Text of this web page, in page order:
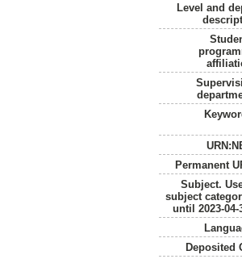
Level and
Permanent
Subject.
subject
until 2023-04-
Deposited